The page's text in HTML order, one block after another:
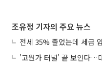
조유정 기자의 주요 뉴스